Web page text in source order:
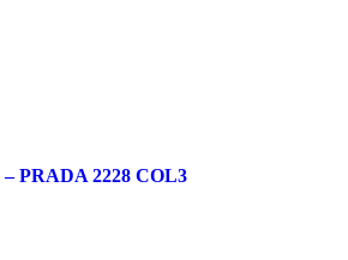
PRADA 2228 COL3